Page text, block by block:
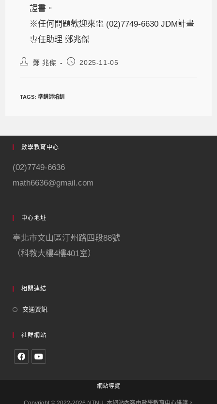
證書。
※任何問題歡迎來電 (02)7749-6630 JDM計畫
專任助理 鄭兆傑
鄭 兆傑 2025-11-05
TAGS:準講師培訓
數學教育中心
(02)7749-6636
math6636@gmail.com
中心地址
臺北市文山區汀州路四段88號
（科教大樓4樓401室）
相關連結
交通資訊
社群網站
網站導覽